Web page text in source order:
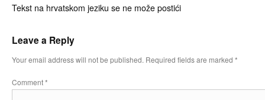
Tekst na hrvatskom jeziku se ne može postići
Leave a Reply
Your email address will not be published. Required fields are marked *
Comment*